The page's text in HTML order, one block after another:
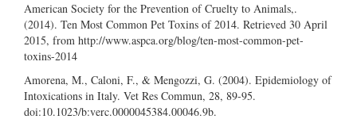
American Society for the Prevention of Cruelty to Animals,.
(2014). Ten Most Common Pet Toxins of 2014. Retrieved 30 April
2015, from http://www.aspca.org/blog/ten-most-common-pet-
toxins-2014
Amorena, M., Caloni, F., & Mengozzi, G. (2004). Epidemiology of
Intoxications in Italy. Vet Res Commun, 28, 89-95.
doi:10.1023/b:verc.0000045384.00046.9b.